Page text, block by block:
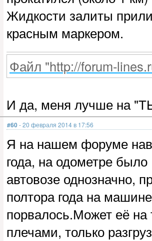
Жидкости залиты
красным маркером.
Файл "http://forum-
И да, меня лучше на
#60- 20 февраля 2014 в 17:56
Я на нашем форуме
года, на одометре
автовозе однозначно,
полтора года на
порвалось.Может её на
плечами, только